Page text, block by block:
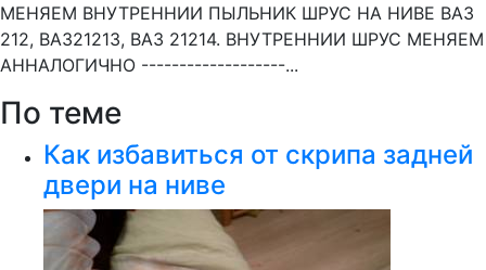
МЕНЯЕМ ВНУТРЕННИИ ПЫЛЬНИК ШРУС НА НИВЕ ВАЗ
212, ВАЗ21213, ВАЗ 21214. ВНУТРЕННИИ ШРУС МЕНЯЕМ
АННАЛОГИЧНО -------------------...
По теме
Как избавиться от скрипа задней
двери на ниве